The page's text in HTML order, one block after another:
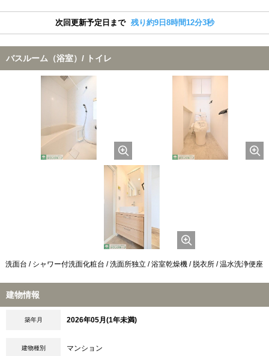
次回更新予定日まで 残り約9日8時間12分3秒
バスルーム（浴室）/ トイレ
洗面台 / シャワー付洗面化粧台 / 洗面所独立 / 浴室乾燥機 / 脱衣所 / 温水洗浄便座
建物情報
築年月 2026年05月(1年未満)
建物種別 マンション